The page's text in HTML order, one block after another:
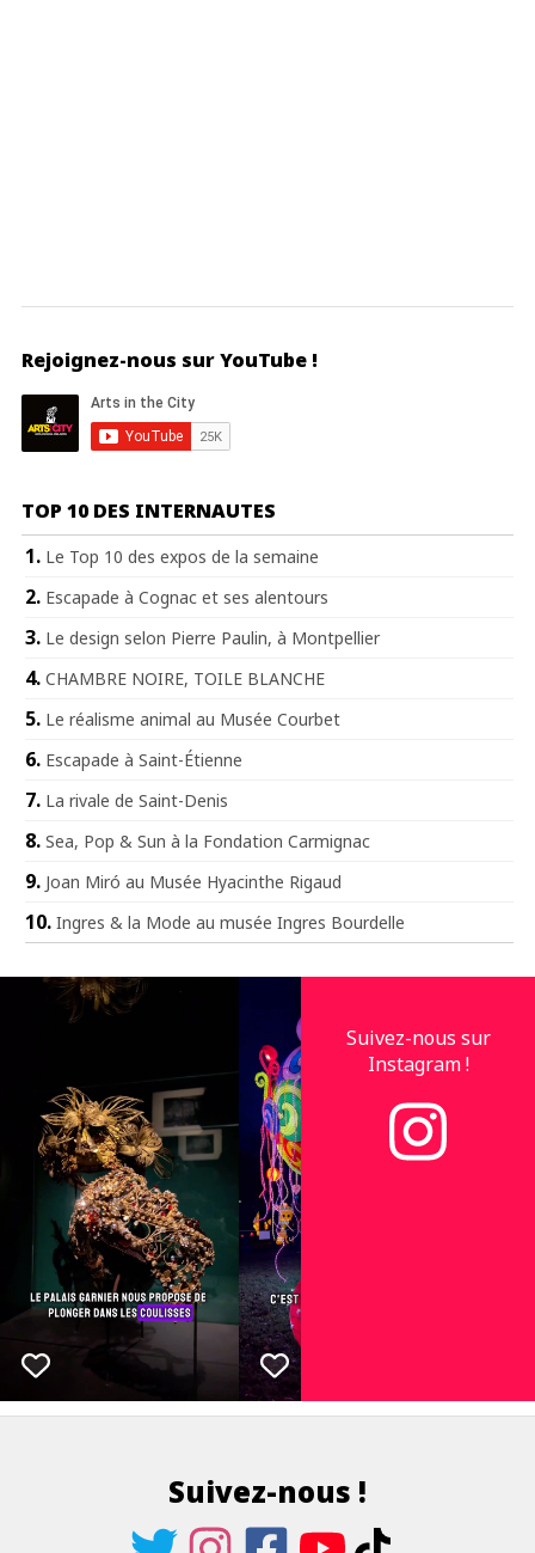
Rejoignez-nous sur YouTube !
TOP 10 DES INTERNAUTES
Le Top 10 des expos de la semaine
Escapade à Cognac et ses alentours
Le design selon Pierre Paulin, à Montpellier
CHAMBRE NOIRE, TOILE BLANCHE
Le réalisme animal au Musée Courbet
Escapade à Saint-Étienne
La rivale de Saint-Denis
Sea, Pop & Sun à la Fondation Carmignac
Joan Miró au Musée Hyacinthe Rigaud
Ingres & la Mode au musée Ingres Bourdelle
Suivez-nous sur
Instagram !
Suivez-nous !